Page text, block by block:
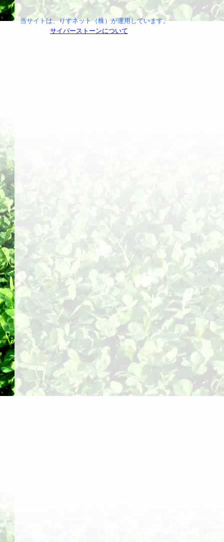
当サイトは、りすネット（株）が運用しています。
サイバーストーンについて